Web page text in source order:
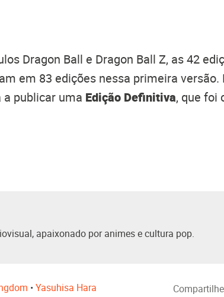
Dragon Ball e Dragon Ball Z, as 42
em 83 edições nessa primeira versão.
publicar uma Edição Definitiva, que foi
apaixonado por animes e cultura pop.
•Yasuhisa Hara